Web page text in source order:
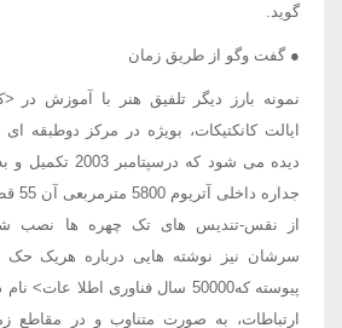
گوید.
● گفت وگو از طریق زمان
نمونه بارز دیگر تلفیق هنر با آموزش در
ایالت کانکتیکات، بویژه در مرکز دوطبقه
دیده می شود که
از نقس-تندیس های تک چهره ها نصب
سرشان نیز نوشته هایی درباره هریک
پیوسته که50000 سال فناوری اطلا
ارتباطات، به صورت متناوب و در مقاطع